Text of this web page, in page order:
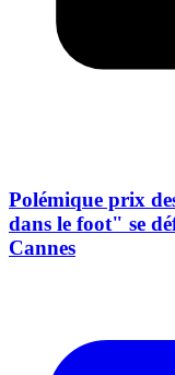
Polémique prix
dans le foot" se
Cannes